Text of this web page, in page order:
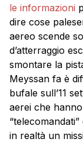
le informazioni
dire cose
aereo scende
d’atterraggio
smontare la
Meyssan fa è
bufale sull’11
aerei che
in realtà un